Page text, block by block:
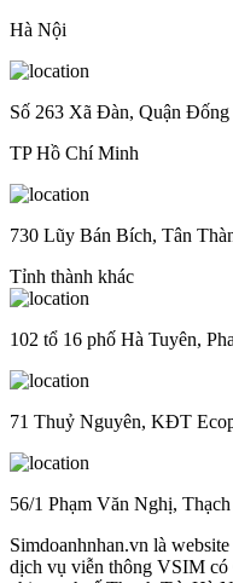
Hà Nội
Số 263 Xã Đàn, Quận
TP Hồ Chí Minh
730 Lũy Bán Bích, Tân
Tỉnh thành khác
102 tổ 16 phố Hà Tuyên,
71 Thuỷ Nguyên, KĐT
56/1 Phạm Văn Nghị,
Simdoanhnhan.vn là
dịch vụ viễn thông VSIM